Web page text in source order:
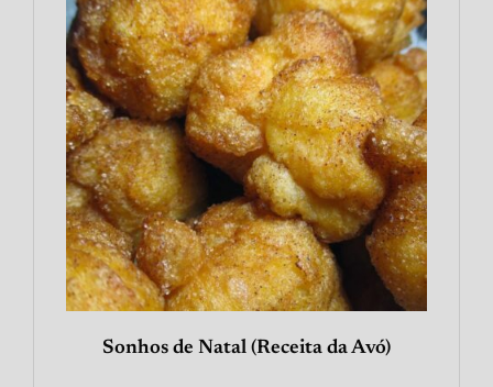
Sonhos de Natal (Receita da Avó)